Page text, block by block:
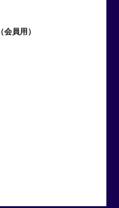
（会員用）